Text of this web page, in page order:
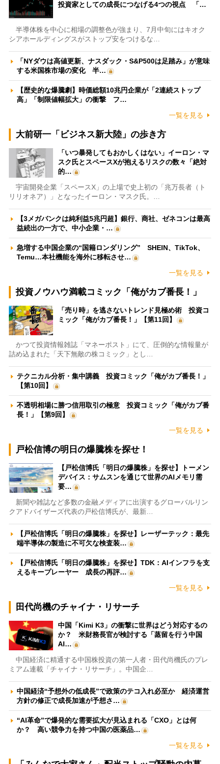
投資家としての成長につなげる4つの視点 「…
半導体株を中心に相場の調整色が強まり、7月中旬にはキオク
シアホールディングスがストップ安をつけるな…
「NYダウは高値更新、ナスダック・S&P500は足踏み」が意味
する米国株市場の変化 半…
【歴史的な爆騰劇】時価総額10兆円企業が「2連続ストップ
高」「制限値幅拡大」の衝撃 フ…
一覧を見る
大前研一「ビジネス新大陸」の歩き方
「いつ暴発してもおかしくはない」イーロン・マ
スク氏とスペースXが抱えるリスクの数々「絶対
的…
宇宙開発企業「スペースX」の上場で史上初の「兆万長者（ト
リリオネア）」となったイーロン・マスク氏。…
【3メガバンクは純利益5兆円超】銀行、商社、ゼネコンは最高
益続出の一方で、中小企業・…
急増する中国企業の“国籍ロンダリング” SHEIN、TikTok、
Temu…本社機能を海外に移転させ…
一覧を見る
投資ノウハウ満載コミック「俺がカブ番長！」
「売り時」を逃さないトレンド見極め術 投資コ
ミック「俺がカブ番長！」【第11回】
かつて投資情報雑誌「マネーポスト」にて、圧倒的な情報量が
詰め込まれた「天下無敵の株コミック」とし…
テクニカル分析・集中講義 投資コミック「俺がカブ番長！」
【第10回】
不透明相場に勝つ信用取引の極意 投資コミック「俺がカブ番
長！」【第9回】
一覧を見る
戸松信博の明日の爆騰株を探せ！
【戸松信博氏「明日の爆騰株」を探せ】トーメン
デバイス：サムスンを通じて世界のAIメモリ需
要…
新聞や雑誌など多数の金融メディアに出演するグローバルリン
クアドバイザーズ代表の戸松信博氏が、最新…
【戸松信博氏「明日の爆騰株」を探せ】レーザーテック：最先
端半導体の製造に不可欠な検査装…
【戸松信博氏「明日の爆騰株」を探せ】TDK：AIインフラを支
えるキープレーヤー 成長の再評…
一覧を見る
田代尚機のチャイナ・リサーチ
中国「Kimi K3」の衝撃に世界はどう対応するの
か？ 米財務長官が検討する「蒸留を行う中国
AI…
中国経済に精通する中国株投資の第一人者・田代尚機氏のプレ
ミアム連載「チャイナ・リサーチ」。中国企…
中国経済“予想外の低成長”で政策のテコ入れ必至か 経済運営
方針の修正で成長加速が予想さ…
“AI革命”で爆発的な需要拡大が見込まれる「CXO」とは何
か？ 高い競争力を持つ中国の医薬品…
一覧を見る